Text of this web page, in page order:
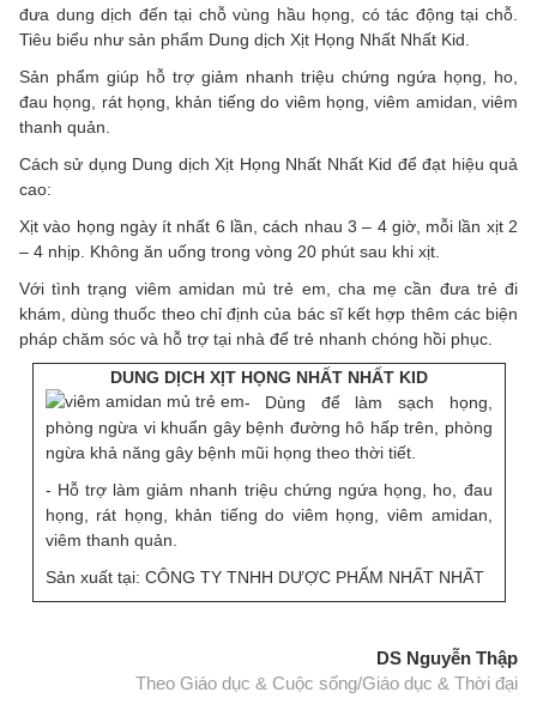
đưa dung dịch đến tại chỗ vùng hầu họng, có tác động tại chỗ.
Tiêu biểu như sản phẩm Dung dịch Xịt Họng Nhất Nhất Kid.
Sản phẩm giúp hỗ trợ giảm nhanh triệu chứng ngứa họng, ho,
đau họng, rát họng, khản tiếng do viêm họng, viêm amidan, viêm
thanh quản.
Cách sử dụng Dung dịch Xịt Họng Nhất Nhất Kid để đạt hiệu quả
cao:
Xịt vào họng ngày ít nhất 6 lần, cách nhau 3 – 4 giờ, mỗi lần xịt 2
– 4 nhịp. Không ăn uống trong vòng 20 phút sau khi xịt.
Với tình trạng viêm amidan mủ trẻ em, cha mẹ cần đưa trẻ đi
khám, dùng thuốc theo chỉ định của bác sĩ kết hợp thêm các biện
pháp chăm sóc và hỗ trợ tại nhà để trẻ nhanh chóng hồi phục.
DUNG DỊCH XỊT HỌNG NHẤT NHẤT KID
- Dùng để làm sạch họng,
phòng ngừa vi khuẩn gây bệnh đường hô hấp trên, phòng
ngừa khả năng gây bệnh mũi họng theo thời tiết.
- Hỗ trợ làm giảm nhanh triệu chứng ngứa họng, ho, đau
họng, rát họng, khản tiếng do viêm họng, viêm amidan,
viêm thanh quản.
Sản xuất tại: CÔNG TY TNHH DƯỢC PHẨM NHẤT NHẤT
DS Nguyễn Thập
Theo Giáo dục & Cuộc sống/Giáo dục & Thời đại